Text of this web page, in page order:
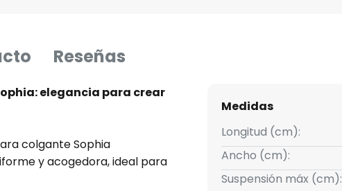
Reseñas
elegancia para crear
colgante Sophia
y acogedora, ideal para
Medidas
Longitud (cm):
Ancho (cm):
Suspensión máx (cm):